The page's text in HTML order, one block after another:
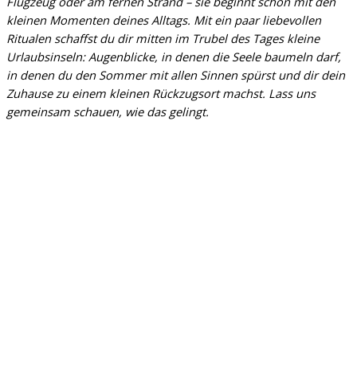
kleinen Momenten deines Alltags. Mit ein paar liebevollen
Ritualen schaffst du dir mitten im Trubel des Tages kleine
Urlaubsinseln: Augenblicke, in denen die Seele baumeln darf,
in denen du den Sommer mit allen Sinnen spürst und dir dein
Zuhause zu einem kleinen Rückzugsort machst. Lass uns
gemeinsam schauen, wie das gelingt.